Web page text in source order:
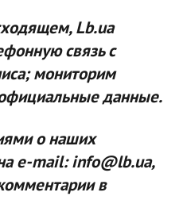
Lb.uа
связь с
мониторим
данные.
о наших
e-mail:info@lb.ua,
в